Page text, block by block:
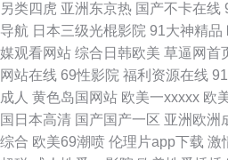
天堂人久久 99在线国内视频 91看频 香蕉
伊人视频 91精品178页 亚洲色天堂网 先锋
二期在线 超碰97自拍 91桃色官网免费进
精品在线导航 极品一线天图 成人在线观看
另类四虎 亚洲东京热 国产不卡在线
导航 日本三级光棍影院 91大神精品
媒观看网站 综合日韩欧美 草逼网首
网站在线 69性影院 福利资源在线
成人 黄色岛国网站 欧美一xxxxx 欧
国日本高清 国产国产一区 亚洲欧洲
综合 欧美69潮喷 伦理片app下载 激